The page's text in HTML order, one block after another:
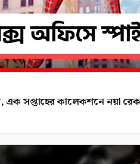
এক সপ্তাহের কালেকশনে নয়া